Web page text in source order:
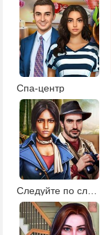
Спа-центр
Следуйте по следам